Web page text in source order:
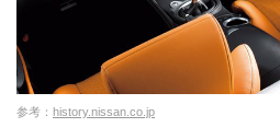
参考： history.nissan.co.jp